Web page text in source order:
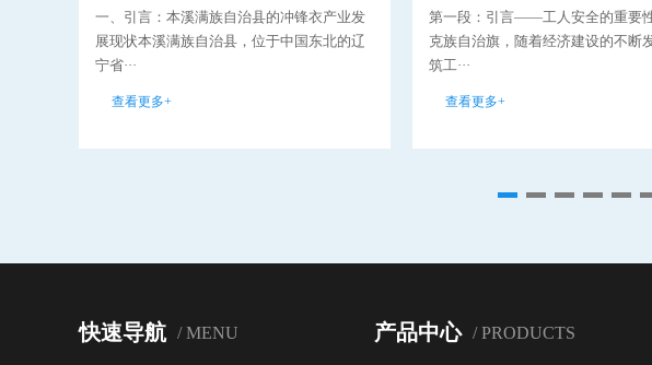
一、引言：本溪满族自治县的冲锋衣产业发
展现状本溪满族自治县，位于中国东北的辽
宁省···
查看更多+
第一段：引言——工人安全的重要
克族自治旗，随着经济建设的不断
筑工···
查看更多+
快速导航 / MENU 产品中心 / PRODUCTS